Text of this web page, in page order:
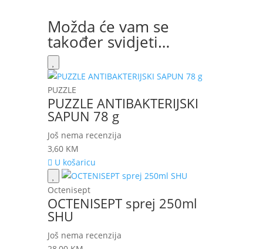
Možda će vam se
također svidjeti…
PUZZLE
PUZZLE ANTIBAKTERIJSKI
SAPUN 78 g
Još nema recenzija
3,60 KM
U košaricu
Octenisept
OCTENISEPT sprej 250ml
SHU
Još nema recenzija